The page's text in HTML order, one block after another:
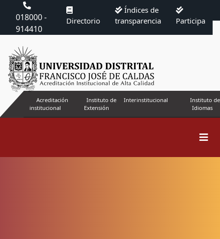
018000 -
914410
Directorio
Índices de
transparencia
Participa
Acreditación
institucional
Instituto de
Extensión
Interinstitucional
Instituto de
Idiomas